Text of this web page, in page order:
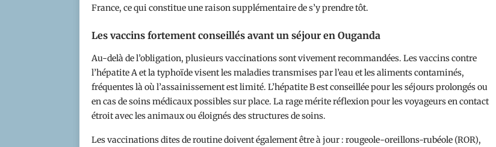
France, ce qui constitue une raison supplémentaire de s’y prendre tôt.
Les vaccins fortement conseillés avant un séjour en Ouganda
Au-delà de l’obligation, plusieurs vaccinations sont vivement recommandées. Les vaccins contre
l’hépatite A et la typhoïde visent les maladies transmises par l’eau et les aliments contaminés,
fréquentes là où l’assainissement est limité. L’hépatite B est conseillée pour les séjours prolongés ou
en cas de soins médicaux possibles sur place. La rage mérite réflexion pour les voyageurs en contact
étroit avec les animaux ou éloignés des structures de soins.
Les vaccinations dites de routine doivent également être à jour : rougeole-oreillons-rubéole (ROR),